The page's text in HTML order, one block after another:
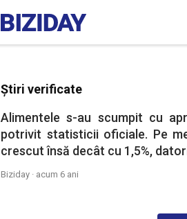
Știri verificate
Alimentele s-au scumpit cu
potrivit statisticii oficiale. Pe
crescut însă decât cu 1,5%,
Biziday · acum 6 ani